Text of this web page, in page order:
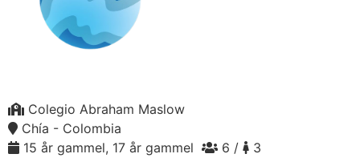
Colegio Abraham Maslow
Chía - Colombia
15 år gammel, 17 år gammel
6 /
3